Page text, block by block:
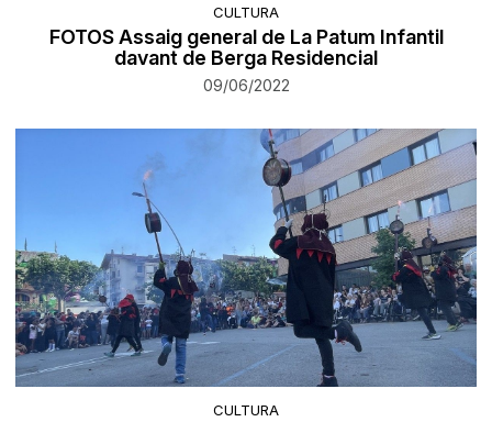
CULTURA
FOTOS Assaig general de La Patum Infantil
davant de Berga Residencial
09/06/2022
CULTURA